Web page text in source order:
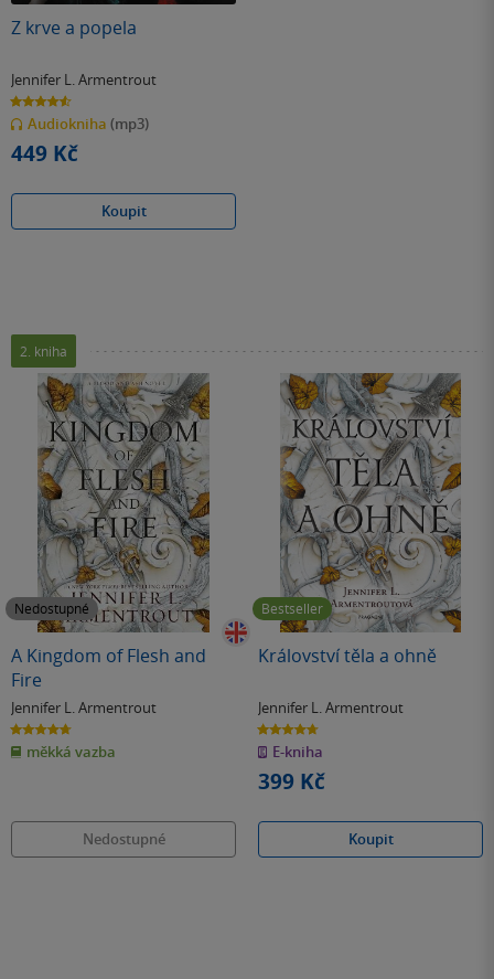
Z krve a popela
Jennifer L. Armentrout
4.6
z
5
hvězdiček
Audiokniha (mp3)
449 Kč
Koupit
2. kniha
Nedostupné
A Kingdom of Flesh and
Fire
Jennifer L. Armentrout
4.7
z
5
hvězdiček
měkká vazba
Nedostupné
Bestseller
Království těla a ohně
Jennifer L. Armentrout
4.7
z
5
hvězdiček
E-kniha
399 Kč
Koupit